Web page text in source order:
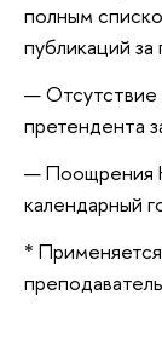
полным
публикаций
Отсутствие
претендента
Поощрения
календарный
*